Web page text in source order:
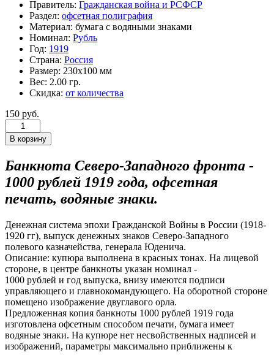
Правитель: Гражданская война и РСФСР
Раздел: офсетная полиграфия
Материал: бумага с водяными знаками
Номинал: Рубль
Год: 1919
Страна: Россия
Размер: 230х100 мм
Вес: 2.00 гр.
Скидка: от количества
150 руб.
Банкнота Северо-Западного фронта -
1000 рублей 1919 года, офсетная
печать, водяные знаки.
Денежная система эпохи Гражданской Войны в России (1918-
1920 гг), выпуск денежных знаков Северо-Западного
полевого казначейства, генерала Юденича.
Описание: купюра выполнена в красных тонах. На лицевой
стороне, в центре банкноты указан номинал -
1000 рублей и год выпуска, внизу имеются подписи
управляющего и главнокомандующего. На оборотной стороне
помещено изображение двуглавого орла.
Предложенная копия банкноты 1000 рублей 1919 года
изготовлена офсетным способом печати, бумага имеет
водяные знаки. На купюре нет несвойственных надписей и
изображений, параметры максимально приближены к